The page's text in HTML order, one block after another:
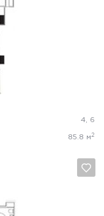
4, 6
85.8 м 2